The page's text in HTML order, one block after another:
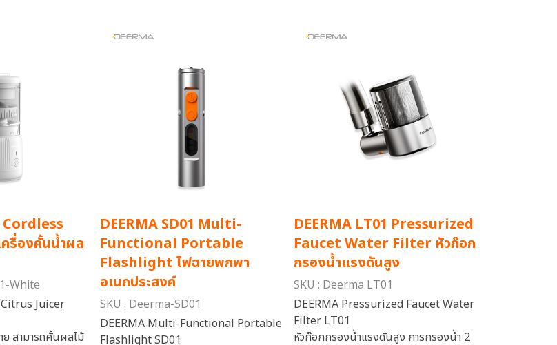
Cordless
รื่องคั้นน้ำผล
White
Juicer
ย สามารถคั้นผลไม้
DEERMA SD01 Multi-
Functional Portable
Flashlight ไฟฉายพกพา
อเนกประสงค์
SKU : Deerma-SD01
DEERMA Multi-Functional Portable
Flashlight SD01
DEERMA LT01 Pressurized
Faucet Water Filter หัวก๊อก
กรองน้ำแรงดันสูง
SKU : Deerma LT01
DEERMA Pressurized Faucet Water
Filter LT01
หัวก๊อกกรองน้ำแรงดันสูง การกรองน้ำ 2